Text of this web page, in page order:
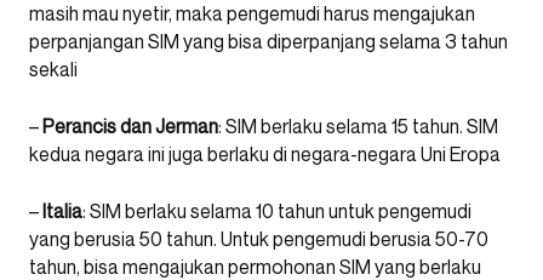
masih mau nyetir, maka pengemudi harus mengajukan
perpanjangan SIM yang bisa diperpanjang selama 3 tahun
sekali
– Perancis dan Jerman: SIM berlaku selama 15 tahun. SIM
kedua negara ini juga berlaku di negara-negara Uni Eropa
– Italia: SIM berlaku selama 10 tahun untuk pengemudi
yang berusia 50 tahun. Untuk pengemudi berusia 50-70
tahun, bisa mengajukan permohonan SIM yang berlaku